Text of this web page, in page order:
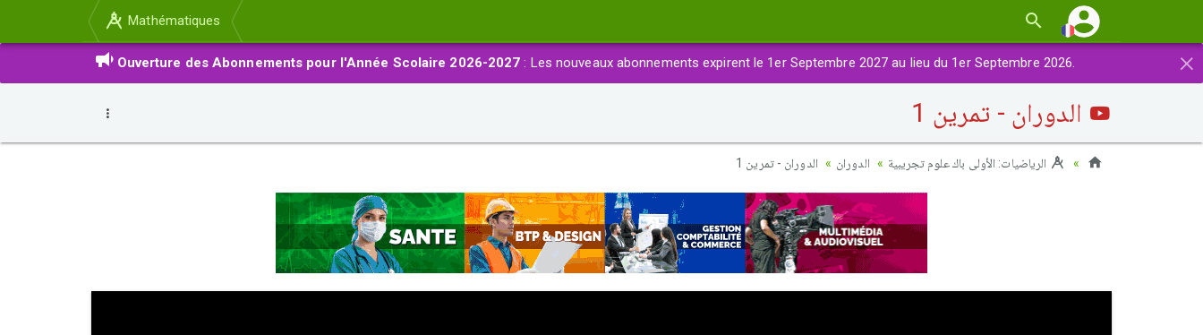
Mathématiques
×
Ouverture des Abonnements pour l'Année Scolaire 2026-2027 : Les nouveaux abonnements expirent le 1er Septembre 2027 au lieu du 1er Septembre 2026.
الدوران - تمرين 1
الرياضيات: الأولى باك علوم تجريبية الدوران الدوران - تمرين 1